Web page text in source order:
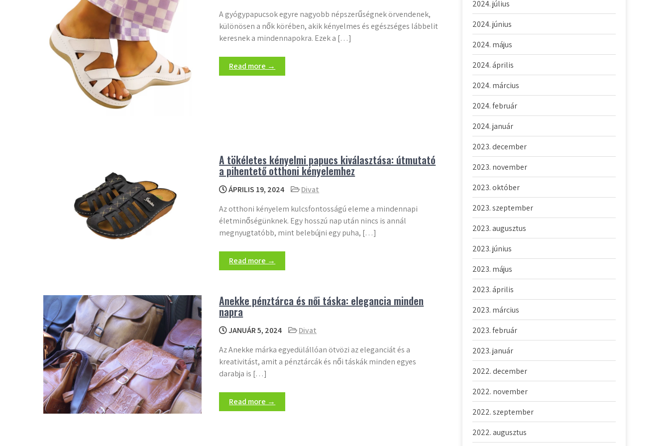
A gyógypapucsok egyre nagyobb népszerűségnek örvendenek,
különösen a nők körében, akik kényelmes és egészséges lábbelit
keresnek a mindennapokra. Ezek a […]
Read more →
A tökéletes kényelmi papucs kiválasztása: útmutató
a pihentető otthoni kényelemhez
ÁPRILIS 19, 2024
Divat
Az otthoni kényelem kulcsfontosságú eleme a mindennapi
életminőségünknek. Egy hosszú nap után nincs is annál
megnyugtatóbb, mint belebújni egy puha, […]
Read more →
Anekke pénztárca és női táska: elegancia minden
napra
JANUÁR 5, 2024
Divat
Az Anekke márka egyedülállóan ötvözi az eleganciát és a
kreativitást, amit a pénztárcák és női táskák minden egyes
darabja is […]
Read more →
2024. július
2024. június
2024. május
2024. április
2024. március
2024. február
2024. január
2023. december
2023. november
2023. október
2023. szeptember
2023. augusztus
2023. június
2023. május
2023. április
2023. március
2023. február
2023. január
2022. december
2022. november
2022. szeptember
2022. augusztus